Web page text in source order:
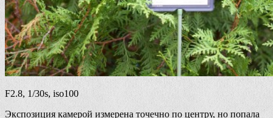
F2.8, 1/30s, iso100
Экспозиция камерой измерена точечно по центру, но попала